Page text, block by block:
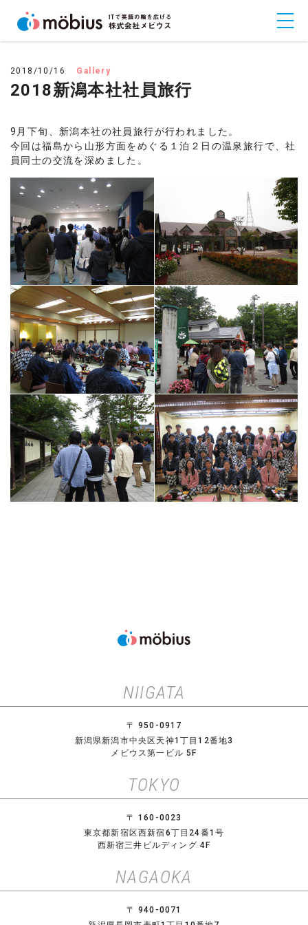
2018/10/16 Gallery
2018新潟本社社員旅行
9月下旬、新潟本社の社員旅行が行われました。
今回は福島から山形方面をめぐる１泊２日の温泉旅行で、社
員同士の交流を深めました。
NIIGATA
〒 950-0917
新潟県新潟市中央区天神1丁目12番地3
メビウス第一ビル 5F
TOKYO
〒 160-0023
東京都新宿区西新宿6丁目24番1号
西新宿三井ビルディング 4F
NAGAOKA
〒 940-0071